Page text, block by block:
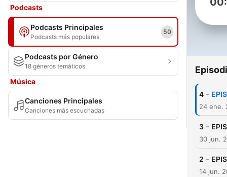
Podcasts
Podcasts Principales
Podcasts más populares
50
Podcasts por Género
18 géneros temáticos
Música
Canciones Principales
Canciones más escuchadas
4 -
24 ene.
3 -
30 jun.
2 -
14 jun.